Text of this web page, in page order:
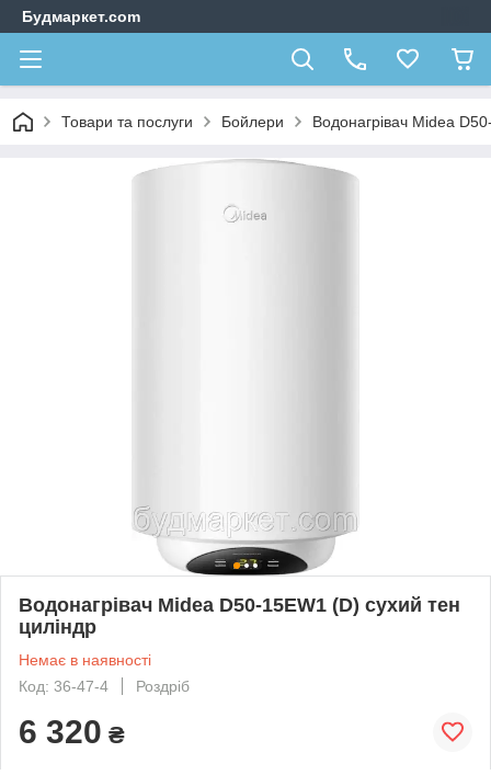
Будмаркет.com
Товари та послуги Бойлери Водонагрівач Midea
Водонагрівач Midea D50-15EW1 (D) сухий тен
циліндр
Немає в наявності
Код: 36-47-4
Роздріб
6 320 ₴